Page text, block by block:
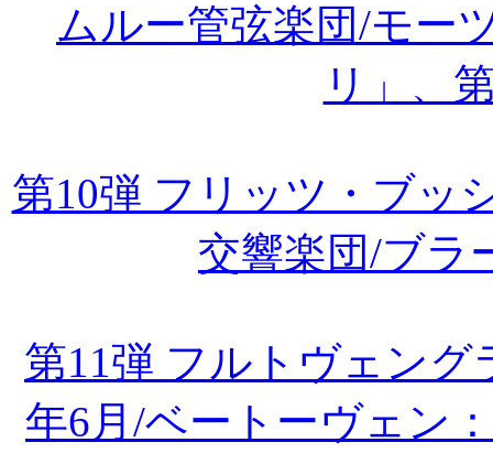
ムルー管弦楽団/モー
リ」、
第10弾 フリッツ・ブッ
交響楽団/ブラ
第11弾 フルトヴェング
年6月/ベートーヴェン